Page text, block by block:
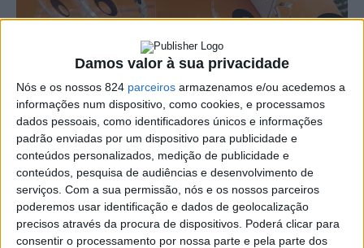
Damos valor à sua privacidade
Nós e os nossos 824 parceiros armazenamos e/ou acedemos a
informações num dispositivo, como cookies, e processamos
dados pessoais, como identificadores únicos e informações
padrão enviadas por um dispositivo para publicidade e
conteúdos personalizados, medição de publicidade e
conteúdos, pesquisa de audiências e desenvolvimento de
serviços. Com a sua permissão, nós e os nossos parceiros
poderemos usar identificação e dados de geolocalização
precisos através da procura de dispositivos. Poderá clicar para
consentir o processamento por nossa parte e pela parte dos
Alunos do Centro de Talentos Alice Nabeiro (CTAN)
participaram, nos dias 16 e 17 de Abril, no Congresso
Nacional “Cientistas em Ação 2026”, que decorreu no